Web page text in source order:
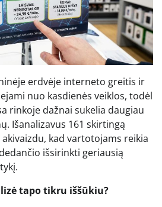
erdvėje interneto greitis ir
nuo kasdienės veiklos, todėl
rinkoje dažnai sukelia daugiau
Išanalizavus 161 skirtingą
kad vartotojams reikia
išsirinkti geriausią
tapo tikru iššūkiu?